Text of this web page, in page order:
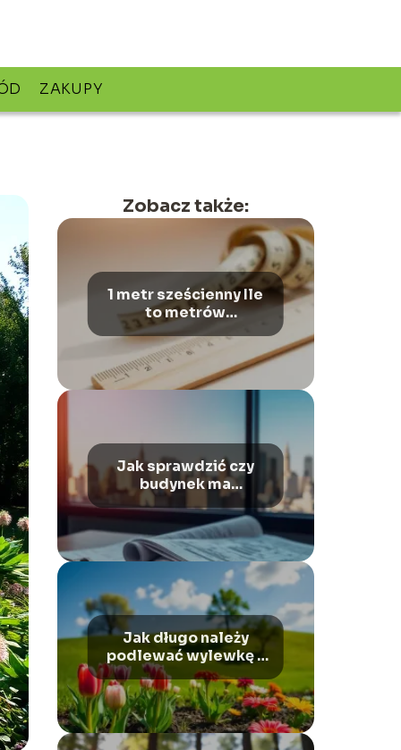
ZAKUPY
Zobacz także:
1 metr sześcienny Ile
to metrów
kwadratowych?
Jak sprawdzić czy
budynek ma
pozwolenie na
użytkowanie?
Jak długo należy
podlewać wylewkę z
miksokreta?